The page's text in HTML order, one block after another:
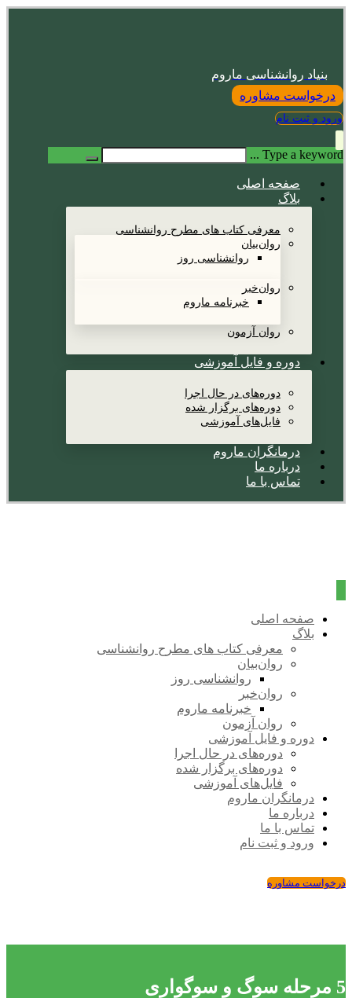
بنیاد روانشناسی ماروم
درخواست مشاوره
ورود و ثبت نام
Type a keyword ...
صفحه اصلی
بلاگ
معرفی کتاب های مطرح روانشناسی
روان‌بیان
روانشناسی روز
روان‌خبر
خبرنامه ماروم
روان آزمون
دوره و فایل آموزشی
دوره‌های در حال اجرا
دوره‌های برگزار شده
فایل‌های آموزشی
درمانگران ماروم
درباره ما
تماس با ما
صفحه اصلی
بلاگ
معرفی کتاب های مطرح روانشناسی
روان‌بیان
روانشناسی روز
روان‌خبر
خبرنامه ماروم
روان آزمون
دوره و فایل آموزشی
دوره‌های در حال اجرا
دوره‌های برگزار شده
فایل‌های آموزشی
درمانگران ماروم
درباره ما
تماس با ما
ورود و ثبت نام
درخواست مشاوره
5 مرحله سوگ و سوگواری